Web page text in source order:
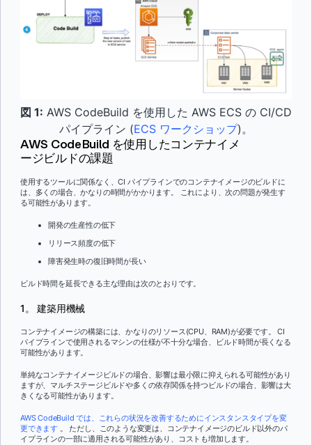
図 1: AWS CodeBuild を使用した AWS ECS の CI/CD
パイプライン (ECS ワークショップ)。
AWS CodeBuild を使用したコンテナイメ
ージビルドの課題
使用するツールに関係なく、CI パイプラインでのコンテナイメージのビルドに
は、多くの場合、かなりの時間がかかります。 これにより、次の問題が発生す
る可能性があります。
開発の生産性の低下
リリース頻度の低下
障害発生時の復旧時間が長い
ビルド時間を延長できる主な理由は次のとおりです。
1。 建築用機械
コンテナイメージの構築には、かなりのリソース(CPU、RAM)が必要です。 CI
パイプラインで使用されるマシンの仕様が不十分な場合、ビルド時間が長くなる
可能性があります。
単純なコンテナイメージビルドの場合、影響は最小限に抑えられる可能性があり
ますが、マルチステージビルドや多くの依存関係を持つビルドの場合、影響は大
きくなる可能性があります。
AWS CodeBuild では、これらの状況を改善するためにインスタンスタイプを変
更できます 。 ただし、このような変更は、コンテナイメージのビルド以外のパ
イプラインの一部に適用される可能性があり、コストも増加します。